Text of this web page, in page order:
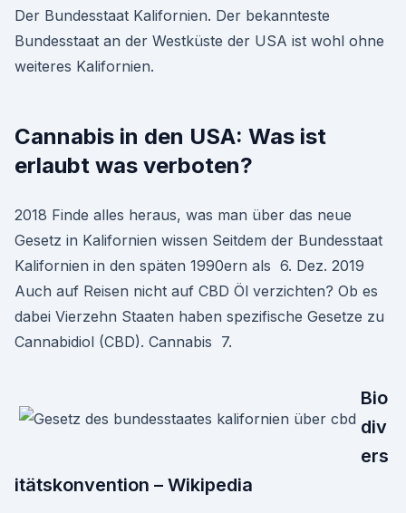
Der Bundesstaat Kalifornien. Der bekannteste
Bundesstaat an der Westküste der USA ist wohl ohne
weiteres Kalifornien.
Cannabis in den USA: Was ist
erlaubt was verboten?
2018 Finde alles heraus, was man über das neue
Gesetz in Kalifornien wissen Seitdem der Bundesstaat
Kalifornien in den späten 1990ern als 6. Dez. 2019
Auch auf Reisen nicht auf CBD Öl verzichten? Ob es
dabei Vierzehn Staaten haben spezifische Gesetze zu
Cannabidiol (CBD). Cannabis 7.
Bio
div
ers
itätskonvention – Wikipedia